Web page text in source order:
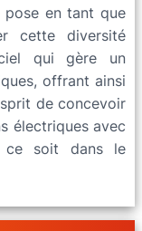
pose en tant que
cette diversité
qui gère un
offrant ainsi
de concevoir
électriques avec
ce soit dans le